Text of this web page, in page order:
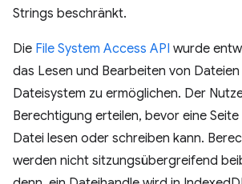
Strings beschränkt.
Die File System Access API wurde
das Lesen und Bearbeiten von Dateien
Dateisystem zu ermöglichen. Der
Berechtigung erteilen, bevor eine Seite
Datei lesen oder schreiben kann.
werden nicht sitzungsübergreifend